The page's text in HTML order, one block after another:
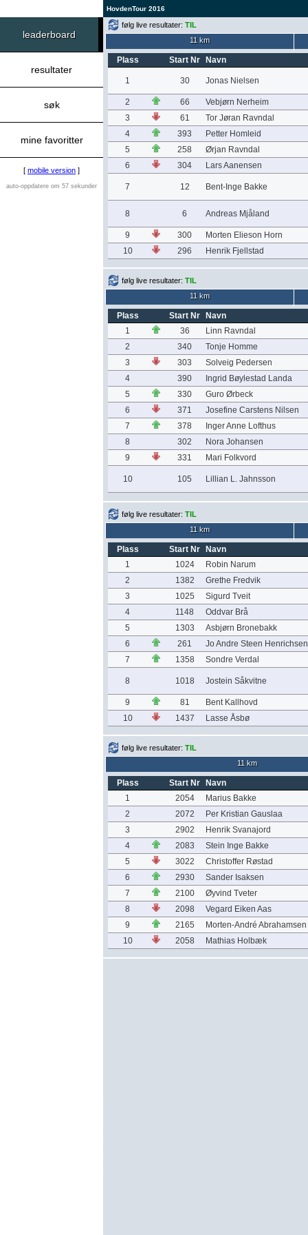
HovdenTour 2016
leaderboard
resultater
søk
mine favoritter
[ mobile version ]
auto-oppdatere om 57 sekunder
følg live resultater: TIL
11 km
Plass Start Nr Navn
1 30 Jonas Nielsen
2 66
Vebjørn Nerheim
3
61
Tor Jøran Ravndal
4
393
Petter Homleid
5
258
Ørjan Ravndal
6
304 Lars Aanensen
7 12 Bent-Inge Bakke
8 6 Andreas Mjåland
9 300
Morten Elieson Horn
10
296 Henrik Fjellstad
følg live resultater: TIL
11 km
Plass Start Nr
Navn
1
36
Linn Ravndal
2
340
Tonje Homme
3
303
Solveig Pedersen
4
390
Ingrid Bøylestad Landa
5
330
Guro Ørbeck
6
371
Josefine Carstens Nilsen
7
378
Inger Anne Lofthus
8
302
Nora Johansen
9
331 Mari Folkvord
10 105 Lillian L. Jahnsson
følg live resultater: TIL
11 km
Plass Start Nr
Navn
1
1024
Robin Narum
2
1382
Grethe Fredvik
3
1025
Sigurd Tveit
4
1148
Oddvar Brå
5
1303
Asbjørn Bronebakk
6
261
Jo Andre Steen Henrichsen
7
1358 Sondre Verdal
8 1018 Jostein Såkvitne
9 81
Bent Kallhovd
10
1437 Lasse Åsbø
følg live resultater: TIL
11 km
Plass Start Nr
Navn
1
2054
Marius Bakke
2
2072
Per Kristian Gauslaa
3
2902
Henrik Svanajord
4
2083
Stein Inge Bakke
5
3022
Christoffer Røstad
6
2930
Sander Isaksen
7
2100
Øyvind Tveter
8
2098
Vegard Eiken Aas
9
2165
Morten-André Abrahamsen
10
2058 Mathias Holbæk